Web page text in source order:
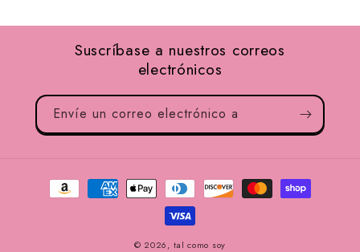
Suscríbase a nuestros correos
electrónicos
Envíe un correo electrónico a
Métodos
© 2026, tal como soy